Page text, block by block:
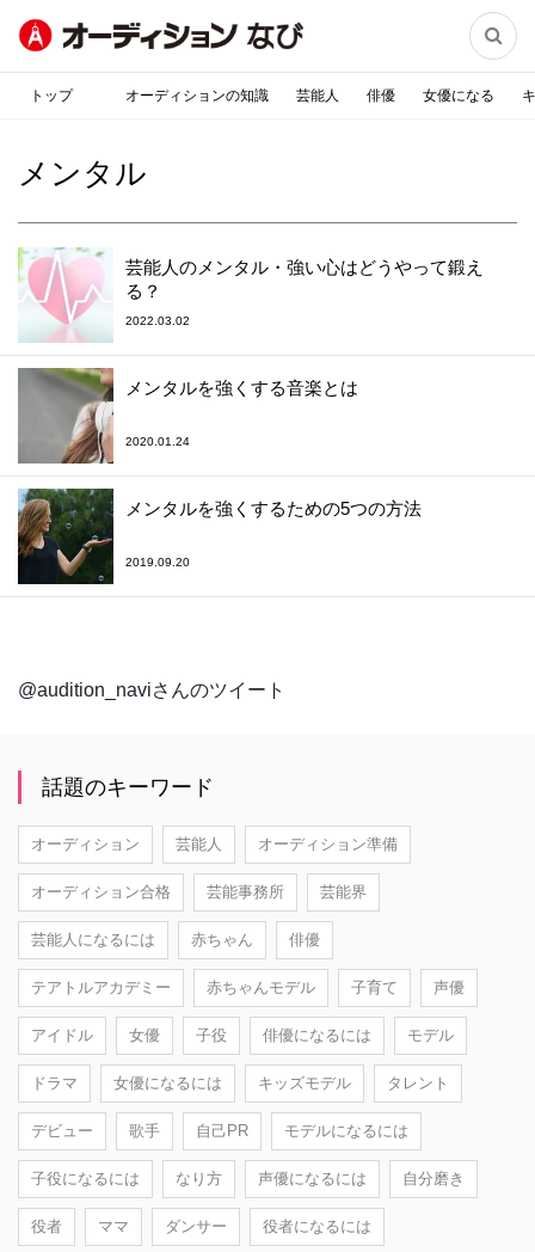

トップ オーディションの知識 芸能人 俳優 女優になる
メンタル
芸能人のメンタル・強い心はどうやって鍛え
る？
2022.03.02
メンタルを強くする音楽とは
2020.01.24
メンタルを強くするための5つの方法
2019.09.20
@audition_naviさんのツイート
話題のキーワード
オーディション 芸能人 オーディション準備
オーディション合格 芸能事務所 芸能界
芸能人になるには 赤ちゃん 俳優
テアトルアカデミー 赤ちゃんモデル 子育て 声優
アイドル 女優 子役 俳優になるには モデル
ドラマ 女優になるには キッズモデル タレント
デビュー 歌手 自己PR モデルになるには
子役になるには なり方 声優になるには 自分磨き
役者 ママ ダンサー 役者になるには